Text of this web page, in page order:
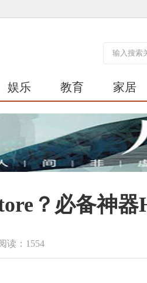
娱乐 教育 家居
？必备神器
读：1554